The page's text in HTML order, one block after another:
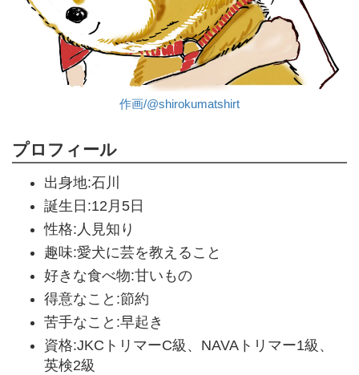
作画/@shirokumatshirt
プロフィール
出身地:石川
誕生日:12月5日
性格:人見知り
趣味:愛犬に芸を教えること
好きな食べ物:甘いもの
得意なこと:節約
苦手なこと:早起き
資格:JKCトリマーC級、NAVAトリマー1級、
英検2級